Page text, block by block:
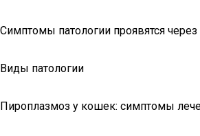
Симптомы патологии проявятся
Виды патологии
Пироплазмоз у кошек: симптомы